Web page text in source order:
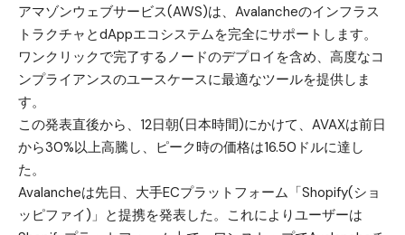
アマゾンウェブサービス(AWS)は、Avalancheのインフラス
トラクチャとdAppエコシステムを完全にサポートします。
ワンクリックで完了するノードのデプロイを含め、高度なコ
ンプライアンスのユースケースに最適なツールを提供しま
す。
この発表直後から、12日朝(日本時間)にかけて、AVAXは前日
から30%以上高騰し、ピーク時の価格は16.50ドルに達し
た。
Avalancheは先日、大手ECプラットフォーム「Shopify(ショ
ッピファイ)」と提携を発表した。これによりユーザーは